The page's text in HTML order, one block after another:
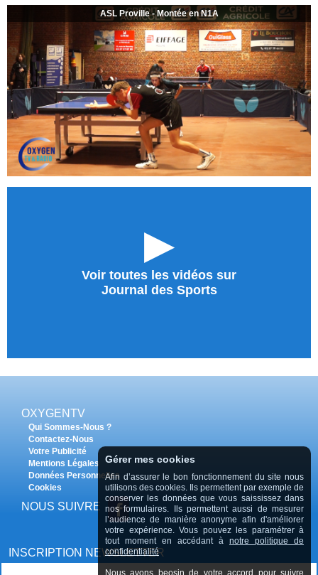
ASL Proville - Montée en N1A
►
Voir toutes les vidéos sur
Journal des Sports
OXYGENTV
Qui Sommes-Nous ?
Contactez-Nous
Votre Publicité
Mentions Légales
Données Personnelles
Cookies
NOUS SUIVRE
INSCRIPTION NEWSLETTER
Gérer mes cookies
Afin d’assurer le bon fonctionnement du site nous
utilisons des cookies. Ils permettent par exemple de
conserver les données que vous saississez dans
nos formulaires. Ils permettent aussi de mesurer
l’audience de manière anonyme afin d'améliorer
votre expérience. Vous pouvez les paramétrer à
tout moment en accédant à notre politique de
confidentialité
Nous avons beosin de votre accord pour suivre